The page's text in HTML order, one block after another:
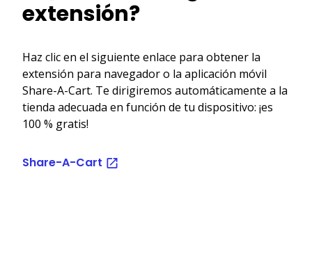
extensión?
Haz clic en el siguiente enlace para obtener la
extensión para navegador o la aplicación móvil
Share-A-Cart. Te dirigiremos automáticamente a la
tienda adecuada en función de tu dispositivo: ¡es
100 % gratis!
Share-A-Cart